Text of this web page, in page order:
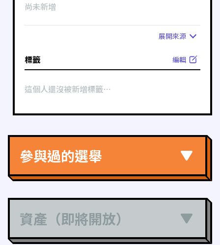
尚未新增
展開來源
標籤 編輯
這個人還沒被新增標籤⋯
參與過的選舉
資產（即將開放）